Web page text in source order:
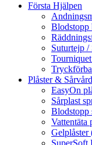
Första Hjälpen
Blodstopp
Suturtejp
Plåster & Sårvård
EasyOn
Sårplast
Blodstopp
Vattentäta
Gelplåster